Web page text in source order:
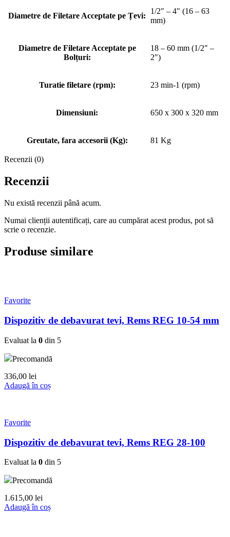
Diametre de Filetare Acceptate pe Țevi:
1/2" – 4" (16 – 63
mm)
Diametre de Filetare Acceptate pe
Bolțuri:
18 – 60 mm (1/2" –
2")
Turatie filetare (rpm): 23 min-1 (rpm)
Dimensiuni: 650 x 300 x 320 mm
Greutate, fara accesorii (Kg): 81 Kg
Recenzii (0)
Recenzii
Nu există recenzii până acum.
Numai clienții autentificați, care au cumpărat acest produs, pot să
scrie o recenzie.
Produse similare
Favorite
Dispozitiv de debavurat tevi, Rems REG 10-54 mm
Evaluat la 0 din 5
Precomandă
336,00 lei
Adaugă în coș
Favorite
Dispozitiv de debavurat tevi, Rems REG 28-100
Evaluat la 0 din 5
Precomandă
1.615,00 lei
Adaugă în coș